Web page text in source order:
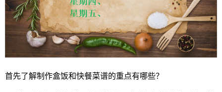
首先了解制作盒饭和快餐菜谱的重点有哪些？